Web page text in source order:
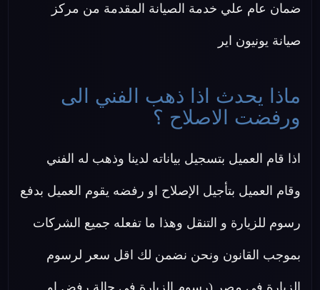
ضمان عام علي خدمة الصيانة المقدمة من مركز
صيانة يونيون اير
ماذا يحدث اذا ذهب الفني الى
ورفضت الاصلاح ؟
اذا قام العميل بتسجيل بياناته لدينا وذهب له الفني
وقام العميل بتأجيل الإصلاح او رفضه يقوم العميل بدفع
رسوم للزيارة و التنقل وهذا ما تفعله جميع الشركات
بموجب القانون ونحن نضمن لك اقل سعر لرسوم
الزيارة في مصر (رسوم الزيارة في حالة رفض او